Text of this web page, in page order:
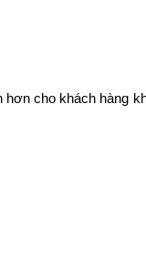
cho khách hàng